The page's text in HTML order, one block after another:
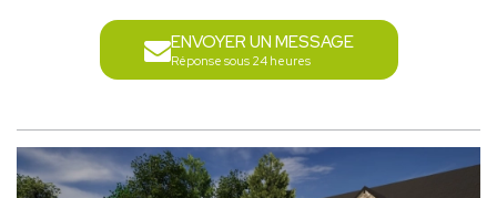
ENVOYER UN MESSAGE
Réponse sous 24 heures